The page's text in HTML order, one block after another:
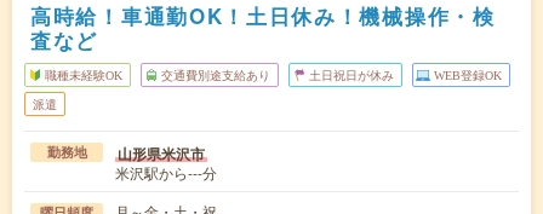
高時給！車通勤OK！土日休み！機械操作・検
査など
職種未経験OK 交通費別途支給あり 土日祝日が休み WEB登録OK
派遣
勤務地 山形県米沢市
米沢駅から---分